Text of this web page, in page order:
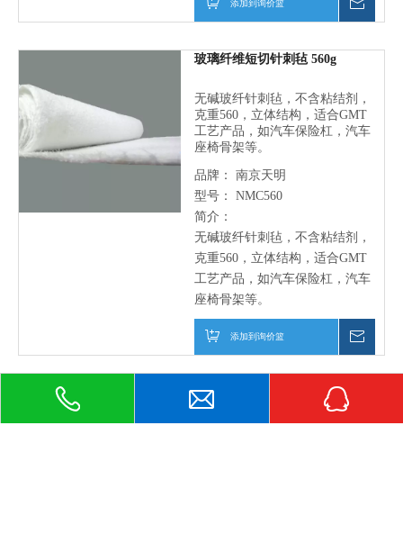
添加到询价篮
玻璃纤维短切针刺毡 560g
无碱玻纤针刺毡，不含粘结剂，
克重560，立体结构，适合GMT
工艺产品，如汽车保险杠，汽车
座椅骨架等。
品牌：
南京天明
型号：
NMC560
简介：
无碱玻纤针刺毡，不含粘结剂，
克重560，立体结构，适合GMT
工艺产品，如汽车保险杠，汽车
座椅骨架等。
添加到询价篮